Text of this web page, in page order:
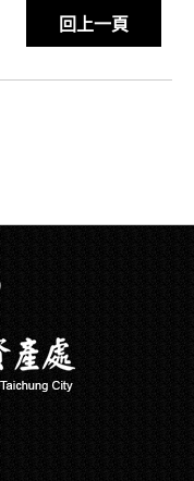
回上一頁